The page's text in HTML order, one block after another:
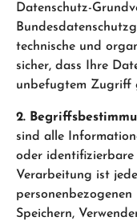
Datenschutz-
technische und
sicher, dass Ihre
unbefugtem Zugriff
2.
sind alle
oder identifizierbare
Verarbeitung ist
Speichern,